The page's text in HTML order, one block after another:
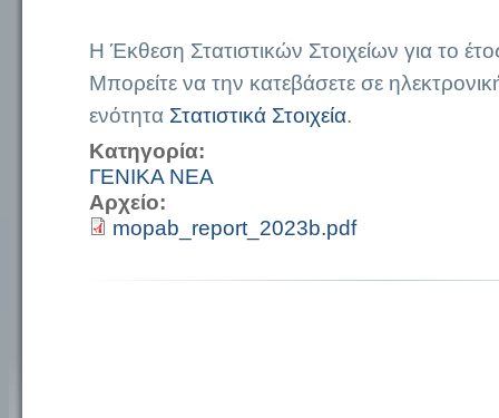
Η Έκθεση Στατιστικών Στοιχείων για το
Μπορείτε να την κατεβάσετε σε
ενότητα Στατιστικά Στοιχεία.
Κατηγορία:
ΓΕΝΙΚΑ ΝΕΑ
Αρχείο:
mopab_report_2023b.pdf